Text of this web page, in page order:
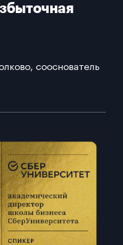
сооснователь